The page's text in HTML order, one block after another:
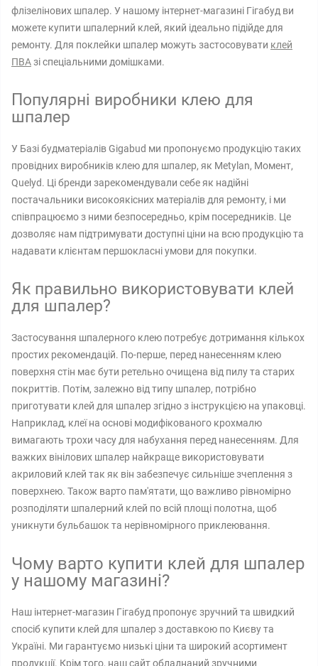
флізелінових шпалер. У нашому інтернет-магазині Гігабуд ви
можете купити шпалерний клей, який ідеально підійде для
ремонту. Для поклейки шпалер можуть застосовувати клей
ПВА зі спеціальними домішками.
Популярні виробники клею для
шпалер
У Базі будматеріалів Gigabud ми пропонуємо продукцію таких
провідних виробників клею для шпалер, як Metylan, Момент,
Quelyd. Ці бренди зарекомендували себе як надійні
постачальники високоякісних матеріалів для ремонту, і ми
співпрацюємо з ними безпосередньо, крім посередників. Це
дозволяє нам підтримувати доступні ціни на всю продукцію та
надавати клієнтам першокласні умови для покупки.
Як правильно використовувати клей
для шпалер?
Застосування шпалерного клею потребує дотримання кількох
простих рекомендацій. По-перше, перед нанесенням клею
поверхня стін має бути ретельно очищена від пилу та старих
покриттів. Потім, залежно від типу шпалер, потрібно
приготувати клей для шпалер згідно з інструкцією на упаковці.
Наприклад, клеї на основі модифікованого крохмалю
вимагають трохи часу для набухання перед нанесенням. Для
важких вінілових шпалер найкраще використовувати
акриловий клей так як він забезпечує сильніше зчеплення з
поверхнею. Також варто пам'ятати, що важливо рівномірно
розподіляти шпалерний клей по всій площі полотна, щоб
уникнути бульбашок та нерівномірного приклеювання.
Чому варто купити клей для шпалер
у нашому магазині?
Наш інтернет-магазин Гігабуд пропонує зручний та швидкий
спосіб купити клей для шпалер з доставкою по Києву та
Україні. Ми гарантуємо низькі ціни та широкий асортимент
продукції. Крім того, наш сайт обладнаний зручними